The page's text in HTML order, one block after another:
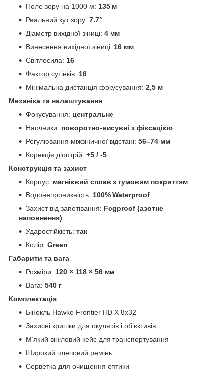
Поле зору на 1000 м: 135 м
Реальний кут зору: 7.7°
Діаметр вихідної зіниці: 4 мм
Винесення вихідної зіниці: 16 мм
Світлосила: 16
Фактор сутінків: 16
Мінімальна дистанція фокусування: 2,5 м
Механіка та налаштування
Фокусування: центральне
Наочники: поворотно-висувні з фіксацією
Регулювання міжзіничної відстані: 56–74 мм
Корекція діоптрій: +5 / -5
Конструкція та захист
Корпус: магнієвий сплав з гумовим покриттям
Водонепроникність: 100% Waterproof
Захист від запотівання: Fogproof (азотне
наповнення)
Ударостійкість: так
Колір: Green
Габарити та вага
Розміри: 120 × 118 × 56 мм
Вага: 540 г
Комплектація
Бінокль Hawke Frontier HD X 8x32
Захисні кришки для окулярів і об’єктивів
М’який вініловий кейс для транспортування
Широкий плечовий ремінь
Серветка для очищення оптики